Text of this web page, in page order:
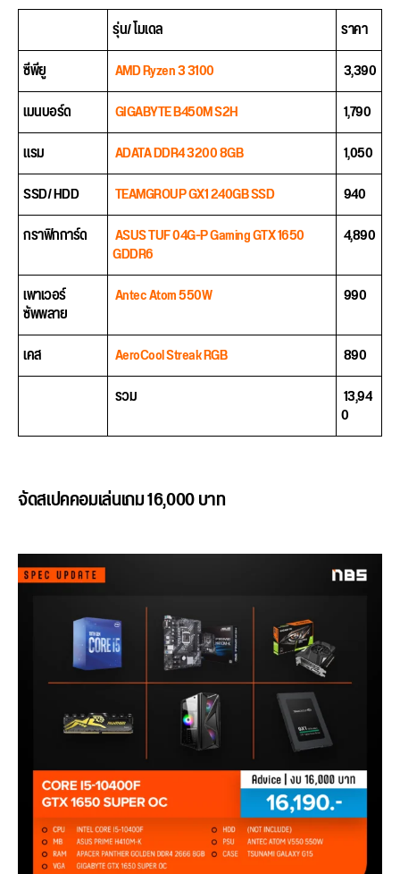
รุ่น/ โมเดล
ราคา
ซีพียู
AMD Ryzen 3 3100
3,390
เมนบอร์ด
GIGABYTE B450M S2H
1,790
แรม
ADATA DDR4 3200 8GB
1,050
SSD/ HDD
TEAMGROUP GX1 240GB SSD
940
กราฟิกการ์ด
ASUS TUF 04G-P Gaming GTX 1650
GDDR6
4,890
เพาเวอร์
ซัพพลาย
Antec Atom 550W 990
เคส AeroCool Streak RGB
890
รวม
13,94
0
จัดสเปคคอมเล่นเกม 16,000 บาท